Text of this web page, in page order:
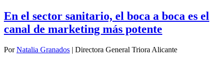
En el sector sanitario, el boca a boca es el
canal de marketing más potente
PorNatalia Granados | Directora General Triora Alicante